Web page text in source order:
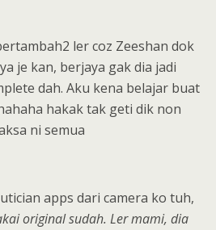
ler coz Zeeshan dok
je kan, berjaya gak dia jadi
dah. Aku kena belajar buat
hakak tak geti dik non
ni semua
apps dari camera ko tuh,
original sudah. Ler mami, dia